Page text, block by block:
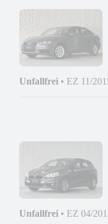
Unfallfrei • EZ 11/
Unfallfrei • EZ 04/